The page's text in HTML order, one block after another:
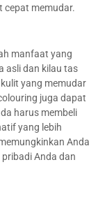
cepat memudar.
manfaat yang
asli dan kilau tas
yang memudar
juga dapat
harus membeli
yang lebih
Anda
Anda dan